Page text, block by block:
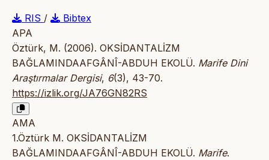
RIS /
Bibtex
APA
Öztürk, M. (2006). OKSİDANTALİZM
BAĞLAMINDAAFGÂNÎ-ABDUH EKOLÜ. Marife Dini
Araştırmalar Dergisi, 6(3), 43-70.
https://izlik.org/JA76GN82RS
AMA
1.Öztürk M. OKSİDANTALİZM
BAĞLAMINDAAFGÂNÎ-ABDUH EKOLÜ. Marife.